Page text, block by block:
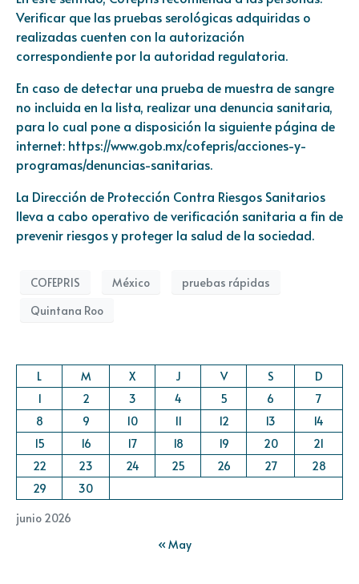
Verificar que las pruebas serológicas adquiridas o
realizadas cuenten con la autorización
correspondiente por la autoridad regulatoria.
En caso de detectar una prueba de muestra de sangre
no incluida en la lista, realizar una denuncia sanitaria,
para lo cual pone a disposición la siguiente página de
internet: https://www.gob.mx/cofepris/acciones-y-
programas/denuncias-sanitarias.
La Dirección de Protección Contra Riesgos Sanitarios
lleva a cabo operativo de verificación sanitaria a fin de
prevenir riesgos y proteger la salud de la sociedad.
COFEPRIS México
pruebas rápidas
Quintana Roo
junio 2026
L M X J V S
D
1
2 3 4 5 6
7
8
9 10 11 12 13
14
15
16 17 18 19 20
21
22
23 24 25 26 27
28
29
30
« May